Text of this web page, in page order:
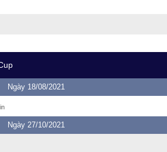
Ngày 18/08/2021
Ngày 27/10/2021